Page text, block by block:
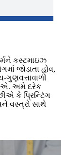
કસ્ટમાઇઝ
જોડાતા હોવ,
અમે દરેક
કે પ્રિન્ટિંગ
વસ્ત્રો સાથે